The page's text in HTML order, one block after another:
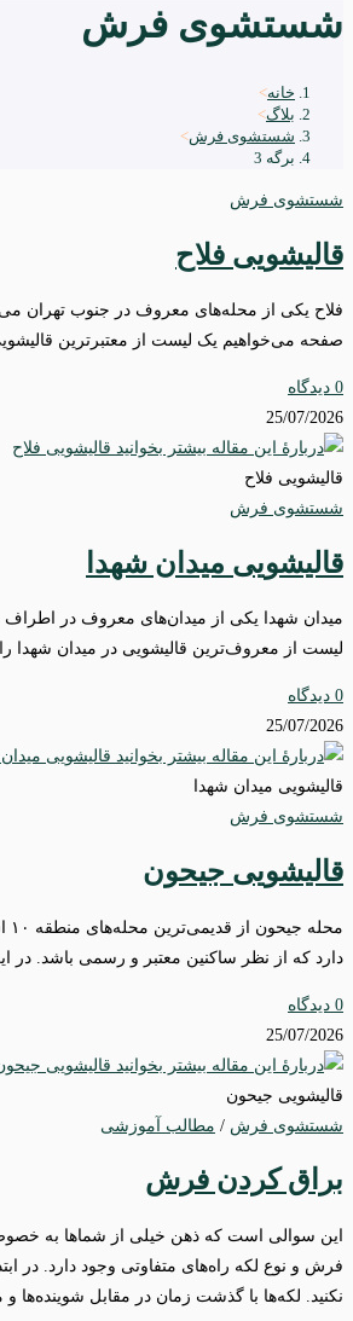
شستشوی فرش
خانه>
بلاگ>
شستشوی فرش>
برگه 3
شستشوی فرش
قالیشویی فلاح
صفحه می‌خواهیم یک لیست از معتبرترین
0 دیدگاه
25/07/2026
قالیشویی فلاح
شستشوی فرش
قالیشویی میدان شهدا
لیست از معروف‌ترین قالیشویی در میدان شهدا
0 دیدگاه
25/07/2026
قالیشویی میدان شهدا
شستشوی فرش
قالیشویی جیحون
دارد که از نظر ساکنین معتبر و رسمی باشد. در
0 دیدگاه
25/07/2026
قالیشویی جیحون
شستشوی فرش / مطالب آموزشی
براق کردن فرش
این سوالی است که ذهن خیلی از شماها به
فرش و نوع لکه راه‌های متفاوتی وجود دارد. در
نکنید. لکه‌ها با گذشت زمان در مقابل شوینده‌ها